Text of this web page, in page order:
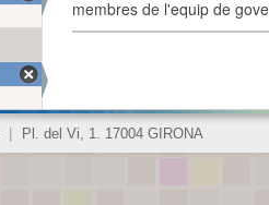
membres de l'equip de
Pl. del Vi, 1. 17004 GIRONA